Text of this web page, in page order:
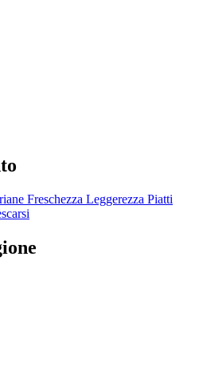
Freschezza Leggerezza Piatti